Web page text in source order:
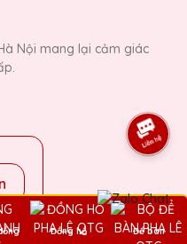
Nội mang lại cảm giác
giáĐồng hồ Để bàn